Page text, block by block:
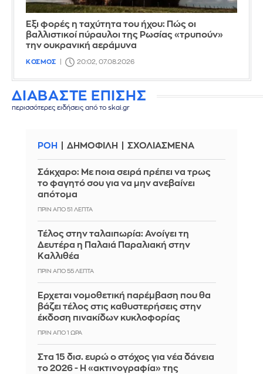
Έξι φορές η ταχύτητα του ήχου: Πώς οι
βαλλιστικοί πύραυλοι της Ρωσίας «τρυπούν»
την ουκρανική αεράμυνα
ΚΟΣΜΟΣ 20:02, 07.08.2026
ΔΙΑΒΑΣΤΕ ΕΠΙΣΗΣ
περισσότερες ειδήσεις από το skai.gr
ΡΟΗ ΔΗΜΟΦΙΛΗ ΣΧΟΛΙΑΣΜΕΝΑ
Σάκχαρο: Με ποια σειρά πρέπει να τρως
το φαγητό σου για να μην ανεβαίνει
απότομα
ΠΡΙΝ ΑΠΌ 51 ΛΕΠΤΆ
Τέλος στην ταλαιπωρία: Ανοίγει τη
Δευτέρα η Παλαιά Παραλιακή στην
Καλλιθέα
ΠΡΙΝ ΑΠΌ 55 ΛΕΠΤΆ
Έρχεται νομοθετική παρέμβαση που θα
βάζει τέλος στις καθυστερήσεις στην
έκδοση πινακίδων κυκλοφορίας
ΠΡΙΝ ΑΠΌ 1 ΏΡΑ
Στα 15 δισ. ευρώ ο στόχος για νέα δάνεια
το 2026 - Η «ακτινογραφία» της